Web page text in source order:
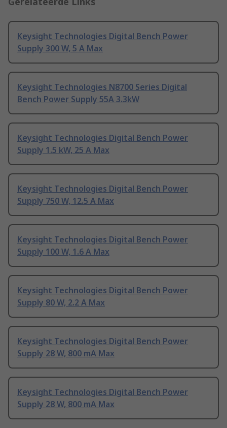
Keysight Technologies Digital Bench Power
Supply 300 W, 5 A Max
Keysight Technologies N8700 Series Digital
Bench Power Supply 55A 3.3kW
Keysight Technologies Digital Bench Power
Supply 1.5 kW, 25 A Max
Keysight Technologies Digital Bench Power
Supply 750 W, 12.5 A Max
Keysight Technologies Digital Bench Power
Supply 100 W, 1.6 A Max
Keysight Technologies Digital Bench Power
Supply 80 W, 2.2 A Max
Keysight Technologies Digital Bench Power
Supply 28 W, 800 mA Max
Keysight Technologies Digital Bench Power
Supply 28 W, 800 mA Max